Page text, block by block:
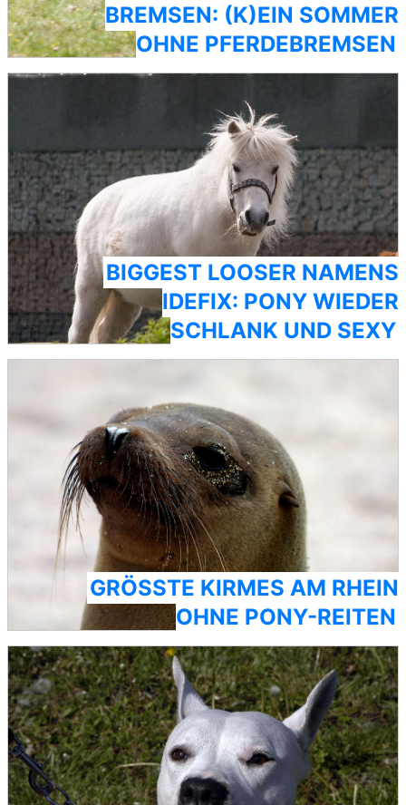
BREMSEN: (K)EIN SOMMER
OHNE PFERDEBREMSEN
BIGGEST LOOSER NAMENS
IDEFIX: PONY WIEDER
SCHLANK UND SEXY
GRÖSSTE KIRMES AM RHEIN O
HNE PONY-REITEN